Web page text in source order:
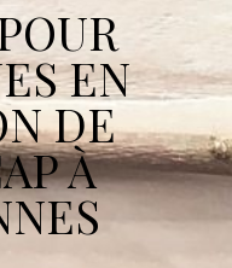
EN
DE
À